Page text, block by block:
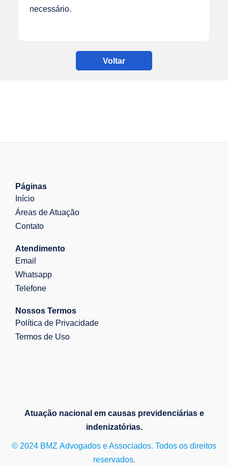
necessário.
Voltar
Páginas
Início
Áreas de Atuação
Contato
Atendimento
Email
Whatsapp
Telefone
Nossos Termos
Política de Privacidade
Termos de Uso
Atuação nacional em causas previdenciárias e
indenizatórias.
© 2024 BMZ Advogados e Associados. Todos os direitos
reservados.